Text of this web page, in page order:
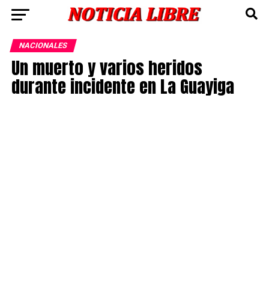
NACIONALES
Un muerto y varios heridos
durante incidente en La Guayiga